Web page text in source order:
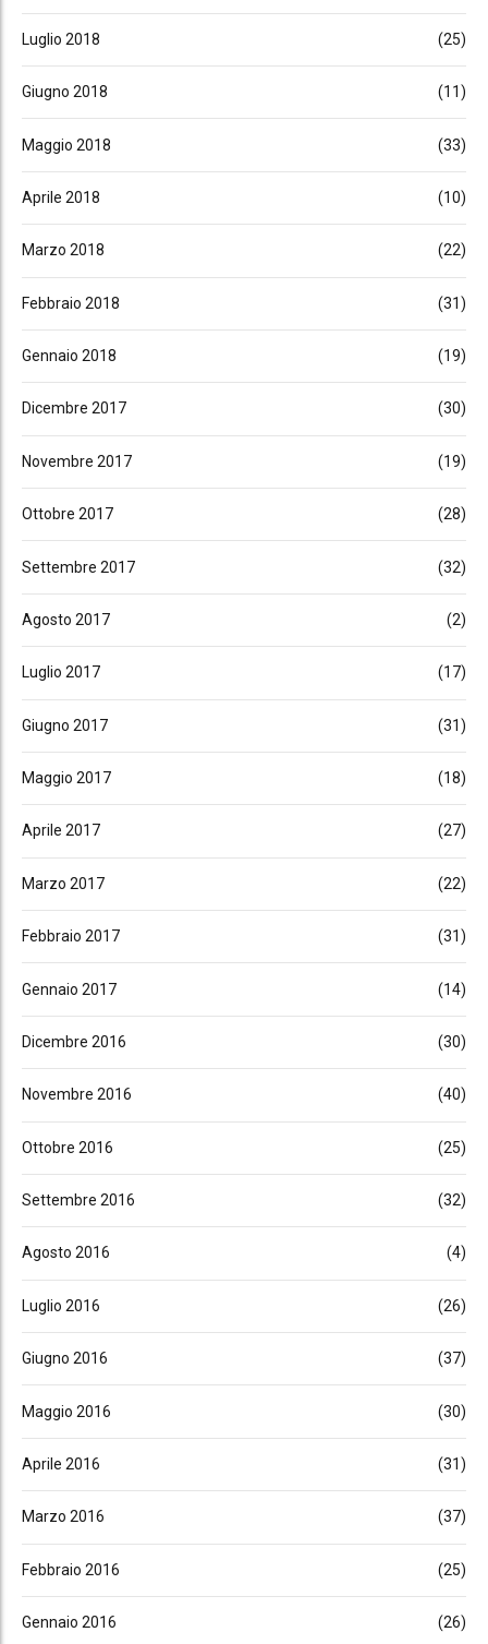
Luglio 2018 (25)
Giugno 2018 (11)
Maggio 2018 (33)
Aprile 2018 (10)
Marzo 2018 (22)
Febbraio 2018 (31)
Gennaio 2018 (19)
Dicembre 2017 (30)
Novembre 2017 (19)
Ottobre 2017 (28)
Settembre 2017 (32)
Agosto 2017 (2)
Luglio 2017 (17)
Giugno 2017 (31)
Maggio 2017 (18)
Aprile 2017 (27)
Marzo 2017 (22)
Febbraio 2017 (31)
Gennaio 2017 (14)
Dicembre 2016 (30)
Novembre 2016 (40)
Ottobre 2016 (25)
Settembre 2016 (32)
Agosto 2016 (4)
Luglio 2016 (26)
Giugno 2016 (37)
Maggio 2016 (30)
Aprile 2016 (31)
Marzo 2016 (37)
Febbraio 2016 (25)
Gennaio 2016 (26)